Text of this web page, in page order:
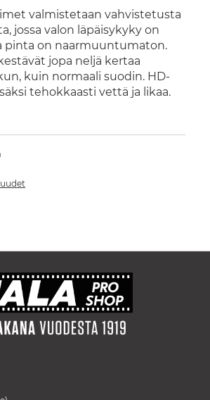
valmistetaan vahvistetusta
jossa valon läpäisykyky on
pinta on naarmuuntumaton.
jopa neljä kertaa
kuin normaali suodin. HD-
tehokkaasti vettä ja likaa.